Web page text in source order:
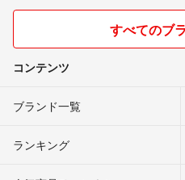
すべてのブ
コンテンツ
ブランド一覧
ランキング